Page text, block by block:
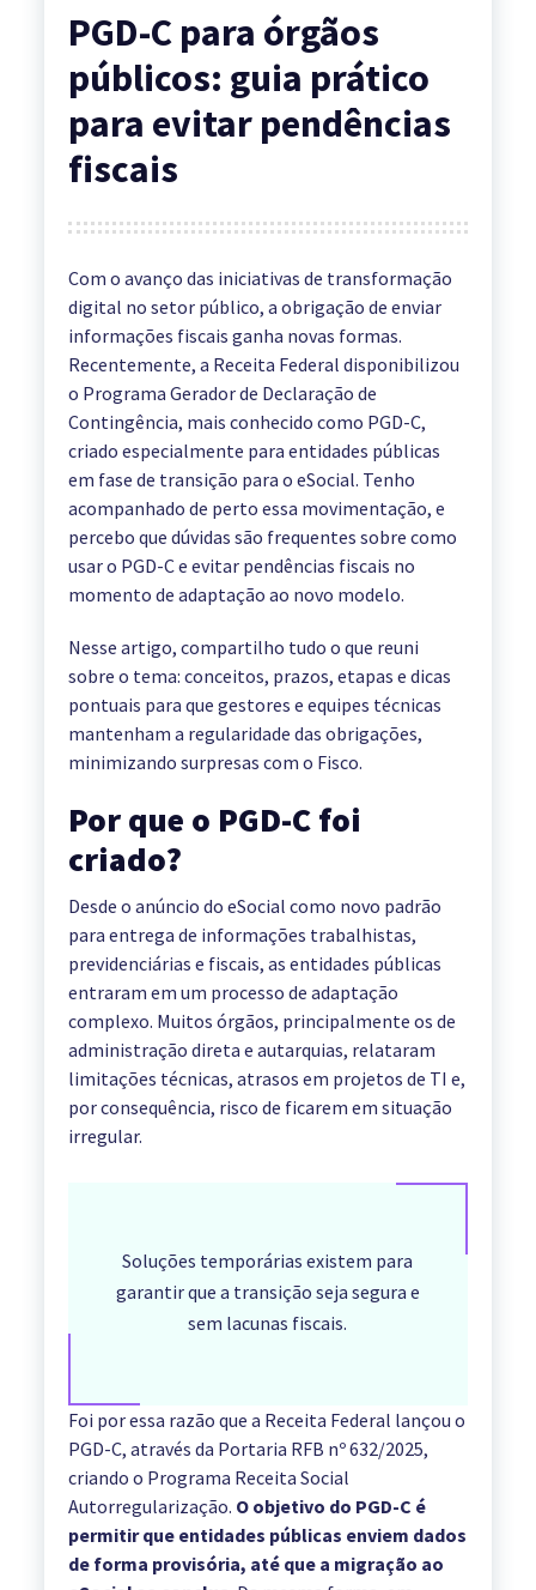
PGD-C para órgãos
públicos: guia prático
para evitar pendências
fiscais
Com o avanço das iniciativas de transformação
digital no setor público, a obrigação de enviar
informações fiscais ganha novas formas.
Recentemente, a Receita Federal disponibilizou
o Programa Gerador de Declaração de
Contingência, mais conhecido como PGD-C,
criado especialmente para entidades públicas
em fase de transição para o eSocial. Tenho
acompanhado de perto essa movimentação, e
percebo que dúvidas são frequentes sobre como
usar o PGD-C e evitar pendências fiscais no
momento de adaptação ao novo modelo.
Nesse artigo, compartilho tudo o que reuni
sobre o tema: conceitos, prazos, etapas e dicas
pontuais para que gestores e equipes técnicas
mantenham a regularidade das obrigações,
minimizando surpresas com o Fisco.
Por que o PGD-C foi
criado?
Desde o anúncio do eSocial como novo padrão
para entrega de informações trabalhistas,
previdenciárias e fiscais, as entidades públicas
entraram em um processo de adaptação
complexo. Muitos órgãos, principalmente os de
administração direta e autarquias, relataram
limitações técnicas, atrasos em projetos de TI e,
por consequência, risco de ficarem em situação
irregular.
Soluções temporárias existem para
garantir que a transição seja segura e
sem lacunas fiscais.
Foi por essa razão que a Receita Federal lançou o
PGD-C, através da Portaria RFB nº 632/2025,
criando o Programa Receita Social
Autorregularização. O objetivo do PGD-C é
permitir que entidades públicas enviem dados
de forma provisória, até que a migração ao